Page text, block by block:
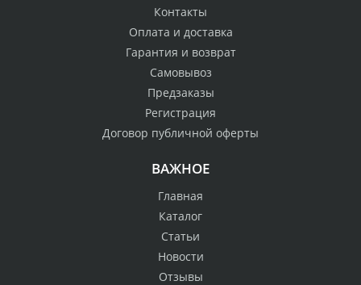
Контакты
Оплата и доставка
Гарантия и возврат
Самовывоз
Предзаказы
Регистрация
Договор публичной оферты
ВАЖНОЕ
Главная
Каталог
Статьи
Новости
Отзывы